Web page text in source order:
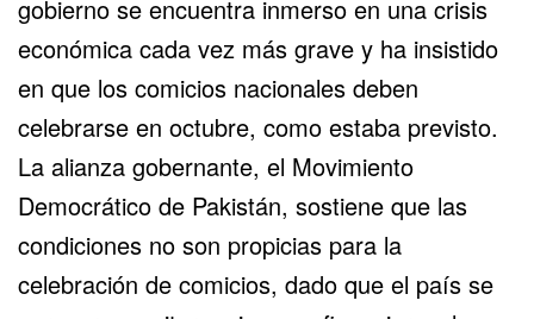
gobierno se encuentra inmerso en una crisis
económica cada vez más grave y ha insistido
en que los comicios nacionales deben
celebrarse en octubre, como estaba previsto.
La alianza gobernante, el Movimiento
Democrático de Pakistán, sostiene que las
condiciones no son propicias para la
celebración de comicios, dado que el país se